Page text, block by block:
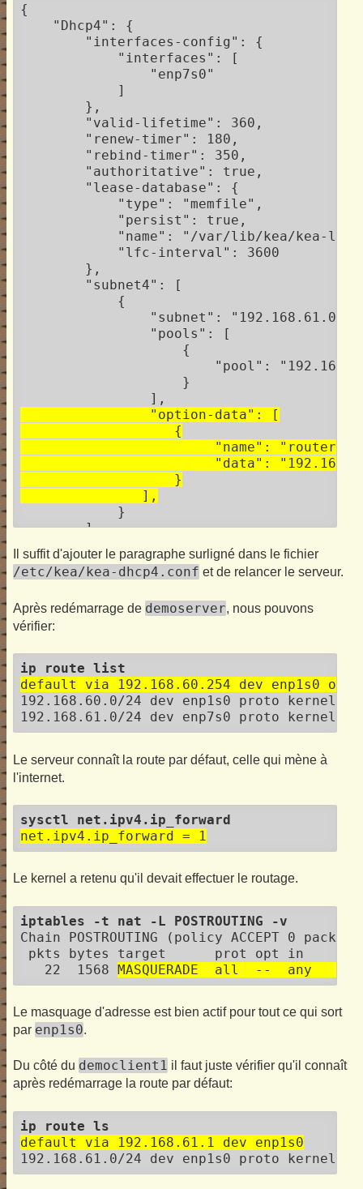
{
    "Dhcp4": {
        "interfaces-config": {
            "interfaces": [
                "enp7s0"
            ]
        },
        "valid-lifetime": 360,
        "renew-timer": 180,
        "rebind-timer": 350,
        "authoritative": true,
        "lease-database": {
            "type": "memfile",
            "persist": true,
"name": "/var/lib/kea/kea-
            "lfc-interval": 3600
        },
        "subnet4": [
            {
"subnet": "192.168.61.0/
                "pools": [
                    {
"pool":
                    }
                "option-data": [
                   {
                        "name": "routers",
"data":
                   }
               ],
            }
        ]
Il suffit d'ajouter le paragraphe surligné dans le fichier
/etc/kea/kea-dhcp4.conf et de relancer le serveur.
Après redémarrage de demoserver, nous pouvons
vérifier:
ip route list
default via 192.168.60.254 dev enp1s0
192.168.60.0/24 dev enp1s0 proto kernel
Le serveur connaît la route par défaut, celle qui mène à
l'internet.
sysctl net.ipv4.ip_forward
net.ipv4.ip_forward = 1
Le kernel a retenu qu'il devait effectuer le routage.
iptables -t nat -L POSTROUTING -v
Chain POSTROUTING (policy ACCEPT 0
pkts bytes target      prot opt in
   22  1568
MASQUERADE  all  --  any
Le masquage d'adresse est bien actif pour tout ce qui sort
par enp1s0.
Du côté du democlient1 il faut juste vérifier qu'il connaît
après redémarrage la route par défaut:
ip route ls
default via 192.168.61.1 dev enp1s0